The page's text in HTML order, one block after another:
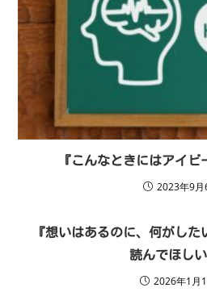
『こんなときにはアイビ
2023年9月
『想いはあるのに、何がし
読んでほしい
2026年1月